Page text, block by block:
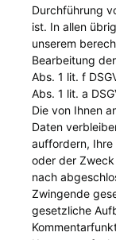
Durchführung
ist. In allen
unserem
Bearbeitung
Abs. 1 lit. f
Abs. 1 lit. a
Die von Ihnen
Daten
auffordern, Ihre
oder der
nach
Zwingende
gesetzliche